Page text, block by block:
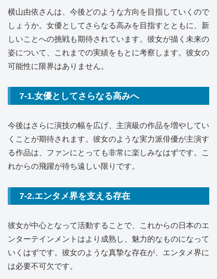
横山由依さんは、今後どのような方向を目指していくので
しょうか。女優としてさらなる高みを目指すとともに、新
しいことへの挑戦も期待されています。彼女が描く未来の
姿について、これまでの実績をもとに考察します。彼女の
可能性に限界はありません。
7-1.女優としてさらなる高みへ
今後はさらに演技の幅を広げ、主演級の作品を増やしてい
くことが期待されます。彼女のような実力派俳優が主演す
る作品は、ファンにとっても非常に楽しみなはずです。こ
れからの飛躍が待ち遠しい限りです。
7-2.エンタメ界を支える存在
彼女が中心となって活動することで、これからの日本のエ
ンターテインメントはより成熟し、魅力的なものになって
いくはずです。彼女のような真摯な存在が、エンタメ界に
は必要不可欠です。